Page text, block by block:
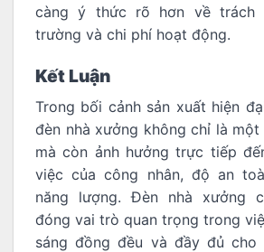
càng ý thức rõ hơn về trách
trường và chi phí hoạt động.
Kết Luận
Trong bối cảnh sản xuất hiện
đèn nhà xưởng không chỉ là
mà còn ảnh hưởng trực tiếp
việc của công nhân, độ an
năng lượng. Đèn nhà xưởng
đóng vai trò quan trọng trong
sáng đồng đều và đầy đủ cho